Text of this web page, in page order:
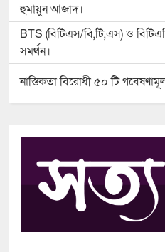
হুমায়ুন আজাদ।
BTS (বিটিএস/বি,টি,এস) ও
সমর্থন।
নাস্তিকতা বিরোধী ৫০ টি